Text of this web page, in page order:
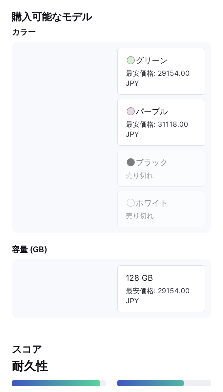
購入可能なモデル
カラー
グリーン
最安価格: 29154.00
JPY
パープル
最安価格: 31118.00
JPY
ブラック
売り切れ
ホワイト
売り切れ
容量 (GB)
128 GB
最安価格: 29154.00
JPY
スコア
耐久性